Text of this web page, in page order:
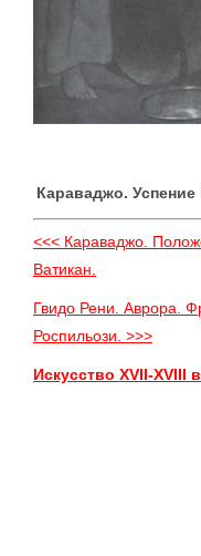
Караваджо.
<<< Караваджо.
Ватикан.
Гвидо Рени. Аврора.
Роспильози. >>>
Искусство XVII-XVIII